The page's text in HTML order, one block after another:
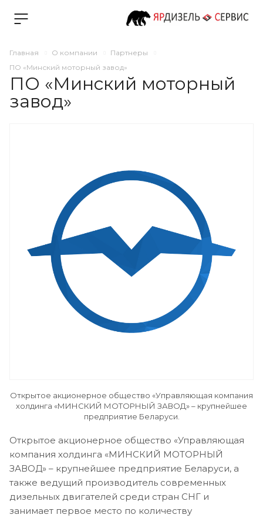
Главная О компании
Партнеры
ПО «Минский моторный завод»
ПО «Минский моторный
завод»
Открытое акционерное общество «Управляющая компания
холдинга «МИНСКИЙ МОТОРНЫЙ ЗАВОД» – крупнейшее
предприятие Беларуси.
Открытое акционерное общество «Управляющая
компания холдинга «МИНСКИЙ МОТОРНЫЙ
ЗАВОД» – крупнейшее предприятие Беларуси, а
также ведущий производитель современных
дизельных двигателей среди стран СНГ и
занимает первое место по количеству